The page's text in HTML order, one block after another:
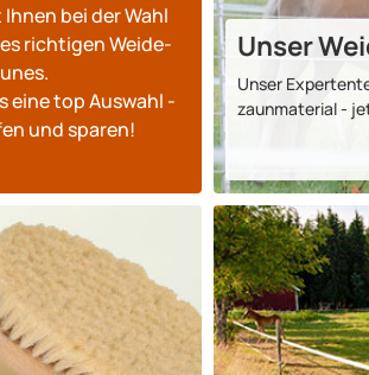
bei der Wahl
rich­ti­gen Weide­
eine top Aus­wahl -
und sparen!
Unser
Unser
zaun­material -